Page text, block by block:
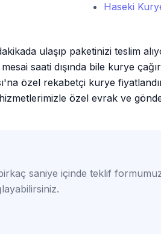
Haseki
ulaşıp paketinizi teslim
saati dışında bile kurye
özel rekabetçi kurye
özel evrak ve
saniye içinde teklif